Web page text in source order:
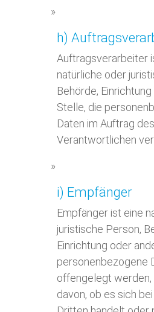
h)
Auftragsverarbeiter
natürliche oder
Behörde,
Stelle, die
Daten im Auftrag des
Verantwortlichen
i) Empfänger
Empfänger ist eine
juristische Person,
Einrichtung oder
personenbezogene
offengelegt werden,
davon, ob es sich